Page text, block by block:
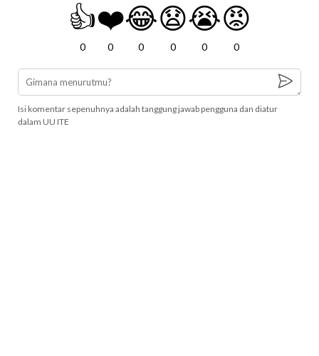
👍
0
❤️
0
😂
0
😧
0
😭
0
😡
0
Isi komentar sepenuhnya adalah tanggung jawab pengguna dan diatur
dalam UU ITE